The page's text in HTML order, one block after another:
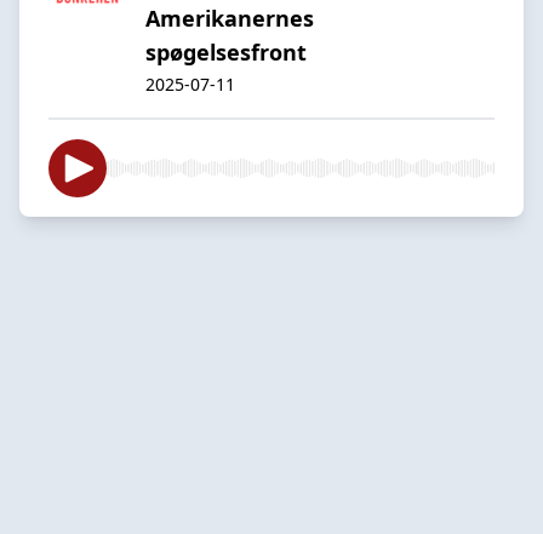
Amerikanernes
spøgelsesfront
2025-07-11